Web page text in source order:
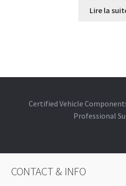
Lire la
Certified Vehicle
Professional
CONTACT & INFO